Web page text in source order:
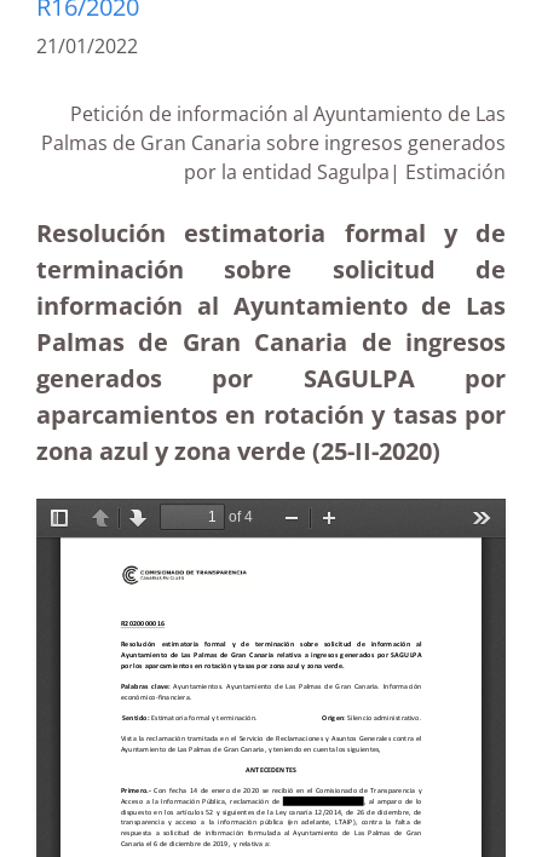
R16/2020
21/01/2022
Petición de información al Ayuntamiento de Las
Palmas de Gran Canaria sobre ingresos generados
por la entidad Sagulpa| Estimación
Resolución estimatoria formal y de
terminación sobre solicitud de
información al Ayuntamiento de Las
Palmas de Gran Canaria de ingresos
generados por SAGULPA por
aparcamientos en rotación y tasas por
zona azul y zona verde (25-II-2020)